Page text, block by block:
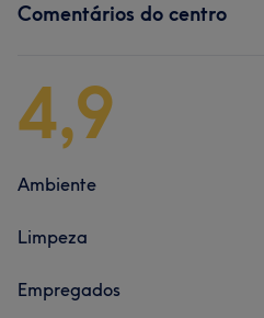
Comentários do centro
4,9
Ambiente
Limpeza
Empregados